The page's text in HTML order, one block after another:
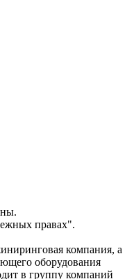
правах".
компания, а
оборудования
в группу компаний